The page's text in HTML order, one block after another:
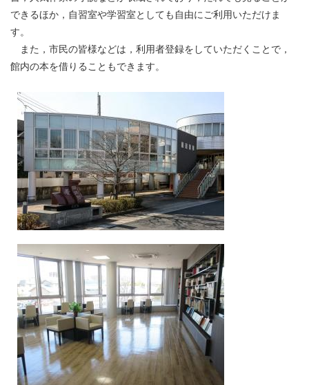
できるほか，自習室や学習室としても自由にご利用いただけま
す。
また，市民の皆様などは，利用者登録をしていただくことで，
館内の本を借りることもできます。